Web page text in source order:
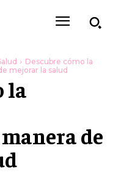
Descubre cómo la
mejorar la salud
la
de